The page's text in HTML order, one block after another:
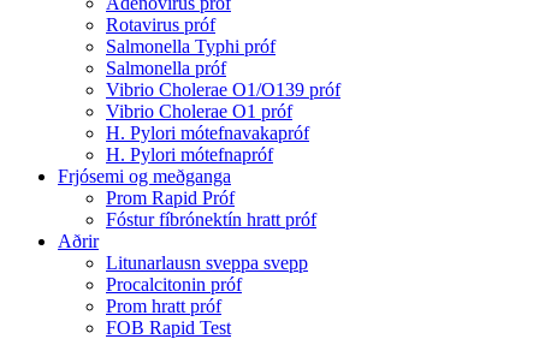
Rotavirus próf
Salmonella Typhi próf
Salmonella próf
Vibrio Cholerae O1/O139 próf
Vibrio Cholerae O1 próf
H. Pylori mótefnavakapróf
H. Pylori mótefnapróf
Frjósemi og meðganga
Prom Rapid Próf
Fóstur fíbrónektín hratt próf
Aðrir
Litunarlausn sveppa svepp
Procalcitonin próf
Prom hratt próf
FOB Rapid Test